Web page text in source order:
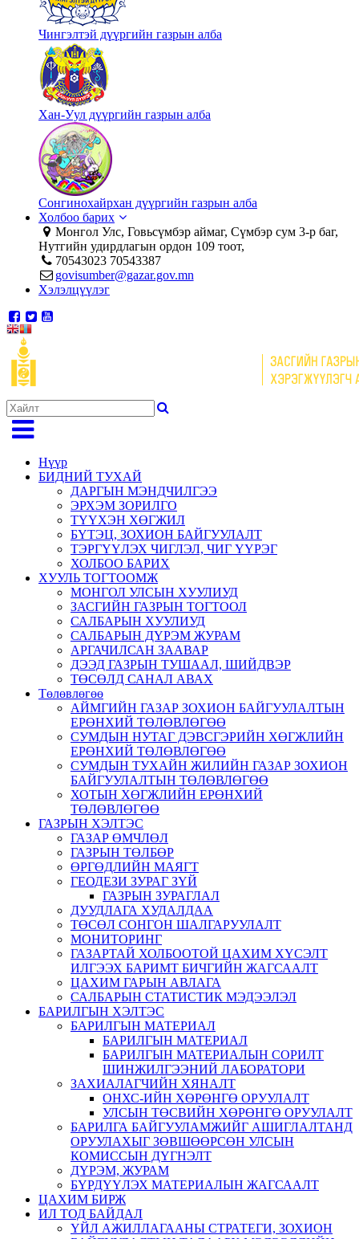
Чингэлтэй дүүргийн газрын алба
Хан-Уул дүүргийн газрын алба
Сонгинохайрхан дүүргийн газрын алба
Холбоо барих
Монгол Улс, Говьсүмбэр аймаг, Сүмбэр сум 3-р баг,
Нутгийн удирдлагын ордон 109 тоот,
70543023 70543387
govisumber@gazar.gov.mn
Хэлэлцүүлэг
Нүүр
БИДНИЙ ТУХАЙ
ДАРГЫН МЭНДЧИЛГЭЭ
ЭРХЭМ ЗОРИЛГО
ТҮҮХЭН ХӨГЖИЛ
БҮТЭЦ, ЗОХИОН БАЙГУУЛАЛТ
ТЭРГҮҮЛЭХ ЧИГЛЭЛ, ЧИГ ҮҮРЭГ
ХОЛБОО БАРИХ
ХУУЛЬ ТОГТООМЖ
МОНГОЛ УЛСЫН ХУУЛИУД
ЗАСГИЙН ГАЗРЫН ТОГТООЛ
САЛБАРЫН ХУУЛИУД
САЛБАРЫН ДҮРЭМ ЖУРАМ
АРГАЧИЛСАН ЗААВАР
ДЭЭД ГАЗРЫН ТУШААЛ, ШИЙДВЭР
ТӨСӨЛД САНАЛ АВАХ
Төлөвлөгөө
АЙМГИЙН ГАЗАР ЗОХИОН БАЙГУУЛАЛТЫН
ЕРӨНХИЙ ТӨЛӨВЛӨГӨӨ
СУМДЫН НУТАГ ДЭВСГЭРИЙН ХӨГЖЛИЙН
ЕРӨНХИЙ ТӨЛӨВЛӨГӨӨ
СУМДЫН ТУХАЙН ЖИЛИЙН ГАЗАР ЗОХИОН
БАЙГУУЛАЛТЫН ТӨЛӨВЛӨГӨӨ
ХОТЫН ХӨГЖЛИЙН ЕРӨНХИЙ
ТӨЛӨВЛӨГӨӨ
ГАЗРЫН ХЭЛТЭС
ГАЗАР ӨМЧЛӨЛ
ГАЗРЫН ТӨЛБӨР
ӨРГӨДЛИЙН МАЯГТ
ГЕОДЕЗИ ЗУРАГ ЗҮЙ
ГАЗРЫН ЗУРАГЛАЛ
ДУУДЛАГА ХУДАЛДАА
ТӨСӨЛ СОНГОН ШАЛГАРУУЛАЛТ
МОНИТОРИНГ
ГАЗАРТАЙ ХОЛБООТОЙ ЦАХИМ ХҮСЭЛТ
ИЛГЭЭХ БАРИМТ БИЧГИЙН ЖАГСААЛТ
ЦАХИМ ГАРЫН АВЛАГА
САЛБАРЫН СТАТИСТИК МЭДЭЭЛЭЛ
БАРИЛГЫН ХЭЛТЭС
БАРИЛГЫН МАТЕРИАЛ
БАРИЛГЫН МАТЕРИАЛ
БАРИЛГЫН МАТЕРИАЛЫН СОРИЛТ
ШИНЖИЛГЭЭНИЙ ЛАБОРАТОРИ
ЗАХИАЛАГЧИЙН ХЯНАЛТ
ОНХС-ИЙН ХӨРӨНГӨ ОРУУЛАЛТ
УЛСЫН ТӨСВИЙН ХӨРӨНГӨ ОРУУЛАЛТ
БАРИЛГА БАЙГУУЛАМЖИЙГ АШИГЛАЛТАНД
ОРУУЛАХЫГ ЗӨВШӨӨРСӨН УЛСЫН
КОМИССЫН ДҮГНЭЛТ
ДҮРЭМ, ЖУРАМ
БҮРДҮҮЛЭХ МАТЕРИАЛЫН ЖАГСААЛТ
ЦАХИМ БИРЖ
ИЛ ТОД БАЙДАЛ
ҮЙЛ АЖИЛЛАГААНЫ СТРАТЕГИ, ЗОХИОН